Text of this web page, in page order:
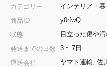
カテゴリー インテリア・暮
商品ID
y0rfwQ
状態
⽬⽴った傷や
発送までの日数
3 ~ 7日
運送会社
ヤマト運輸, 佐